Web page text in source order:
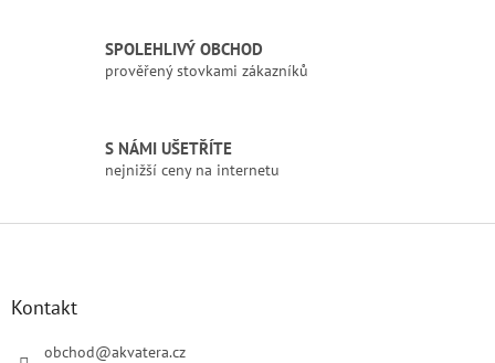
SPOLEHLIVÝ OBCHOD
prověřený stovkami zákazníků
S NÁMI UŠETŘÍTE
nejnižší ceny na internetu
Z
Kontakt
obchod@akvatera.cz